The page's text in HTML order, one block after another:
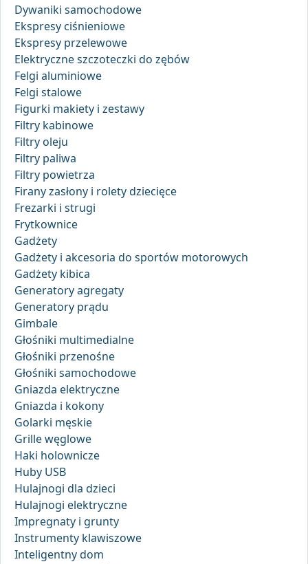
Dywaniki samochodowe
Ekspresy ciśnieniowe
Ekspresy przelewowe
Elektryczne szczoteczki do zębów
Felgi aluminiowe
Felgi stalowe
Figurki makiety i zestawy
Filtry kabinowe
Filtry oleju
Filtry paliwa
Filtry powietrza
Firany zasłony i rolety dziecięce
Frezarki i strugi
Frytkownice
Gadżety
Gadżety i akcesoria do sportów motorowych
Gadżety kibica
Generatory agregaty
Generatory prądu
Gimbale
Głośniki multimedialne
Głośniki przenośne
Głośniki samochodowe
Gniazda elektryczne
Gniazda i kokony
Golarki męskie
Grille węglowe
Haki holownicze
Huby USB
Hulajnogi dla dzieci
Hulajnogi elektryczne
Impregnaty i grunty
Instrumenty klawiszowe
Inteligentny dom